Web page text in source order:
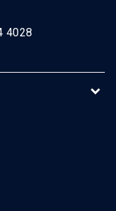
4028